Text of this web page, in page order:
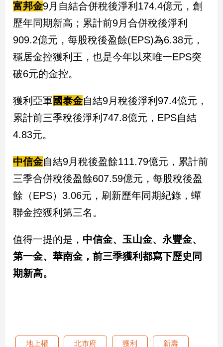
富邦金9月自結合併稅後淨利174.4億元，創
歷年同期新高；累計前9月合併稅後淨利
909.2億元，每股稅後盈餘(EPS)為6.38元，
穩居金控獲利王，也是今年以來唯一EPS突
破6元的金控。
獲利亞軍國泰金自結9月稅後淨利97.4億元，
累計前三季稅後淨利747.8億元，EPS自結
4.83元。
中信金自結9月稅後盈餘111.79億元，累計前
三季合併稅後盈餘607.59億元，每股稅後盈
餘（EPS）3.06元，刷新歷年同期紀錄，蟬
聯金控獲利第三名。
值得一提的是， 中信金、玉山金、永豐金、
第一金、華南金，前三季獲利都寫下歷史同
期新高。
地上權 北市府 獲利 新壽